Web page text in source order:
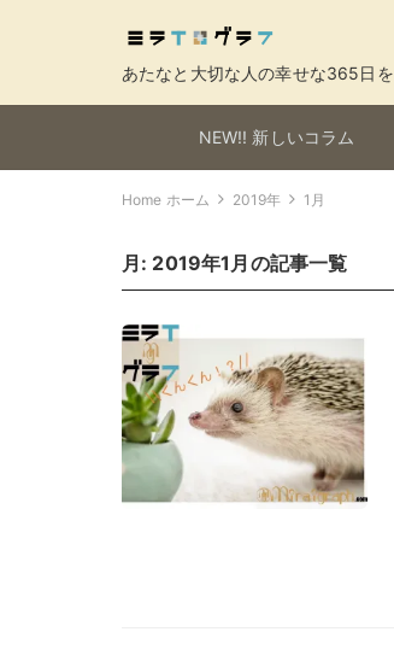
あたなと大切な人の幸せな365日を
NEW!! 新しいコラム
Home ホーム 2019年 1月
月: 2019年1月 の記事一覧